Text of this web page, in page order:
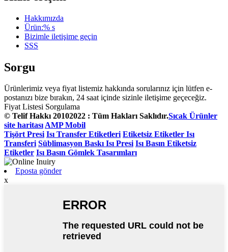
Hakkımızda
Ürün:% s
Bizimle iletişime geçin
SSS
Sorgu
Ürünlerimiz veya fiyat listemiz hakkında sorularınız için lütfen e-
postanızı bize bırakın, 24 saat içinde sizinle iletişime geçeceğiz.
Fiyat Listesi Sorgulama
© Telif Hakkı 20102022 : Tüm Hakları Saklıdır.Sıcak Ürünler
site haritasıAMP Mobil
Tişört Presi Isı Transfer Etiketleri Etiketsiz Etiketler Isı
Transferi Süblimasyon Baskı Isı Presi Isı Basın Etiketsiz
Etiketler Isı Basın Gömlek Tasarımları
Eposta gönder
x